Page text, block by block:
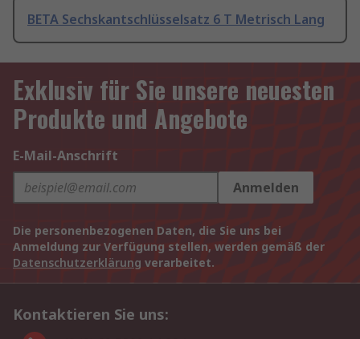
BETA Sechskantschlüsselsatz 6 T Metrisch Lang
Exklusiv für Sie unsere neuesten
Produkte und Angebote
E-Mail-Anschrift
Anmelden
Die personenbezogenen Daten, die Sie uns bei
Anmeldung zur Verfügung stellen, werden gemäß der
Datenschutzerklärung verarbeitet.
Kontaktieren Sie uns: